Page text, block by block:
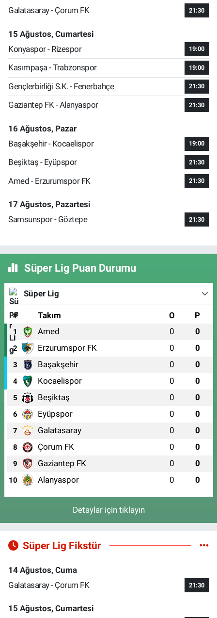
Galatasaray - Çorum FK
21:30
15 Ağustos, Cumartesi
Konyaspor - Rizespor
19:00
Kasımpaşa - Trabzonspor 19:00
Gençlerbirliği S.K. - Fenerbahçe 21:30
Gaziantep FK - Alanyaspor 21:30
16 Ağustos, Pazar
Başakşehir - Kocaelispor
19:00
Beşiktaş - Eyüpspor 21:30
Amed - Erzurumspor FK 21:30
17 Ağustos, Pazartesi
Samsunspor - Göztepe
21:30
Süper Lig Puan Durumu
Süper Lig
# Takım O P
1 Amed 0 0
2 Erzurumspor FK 0 0
3 Başakşehir 0 0
4 Kocaelispor 0 0
5 Beşiktaş 0 0
6 Eyüpspor 0 0
7 Galatasaray 0 0
8 Çorum FK 0 0
9 Gaziantep FK 0 0
10 Alanyaspor 0 0
Detaylar için tıklayın
Süper Lig Fikstür
14 Ağustos, Cuma
Galatasaray - Çorum FK
21:30
15 Ağustos, Cumartesi